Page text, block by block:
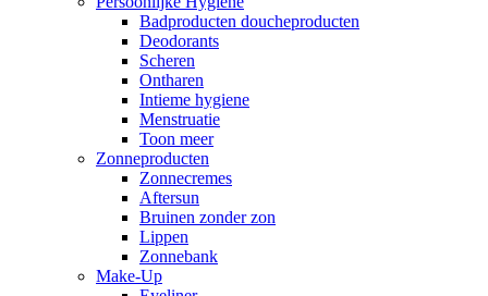
Badproducten doucheproducten
Deodorants
Scheren
Ontharen
Intieme hygiene
Menstruatie
Toon meer
Zonneproducten
Zonnecremes
Aftersun
Bruinen zonder zon
Lippen
Zonnebank
Make-Up